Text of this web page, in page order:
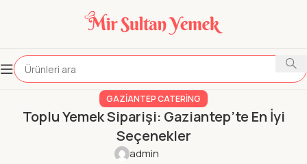
GAZIANTEP CATERING
Toplu Yemek Siparişi: Gaziantep’te En İyi
Seçenekler
admin